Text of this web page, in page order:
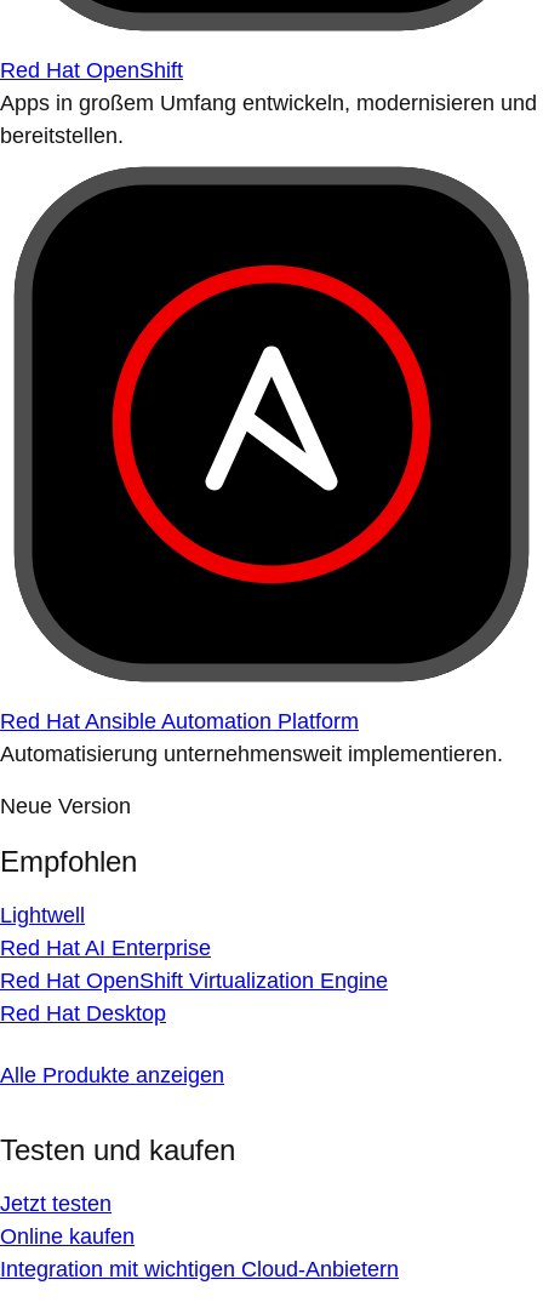
Red Hat OpenShift
Apps in großem Umfang entwickeln, modernisieren und
bereitstellen.
Red Hat Ansible Automation Platform
Automatisierung unternehmensweit implementieren.
Neue Version
Empfohlen
Lightwell
Red Hat AI Enterprise
Red Hat OpenShift Virtualization Engine
Red Hat Desktop
Alle Produkte anzeigen
Testen und kaufen
Jetzt testen
Online kaufen
Integration mit wichtigen Cloud-Anbietern